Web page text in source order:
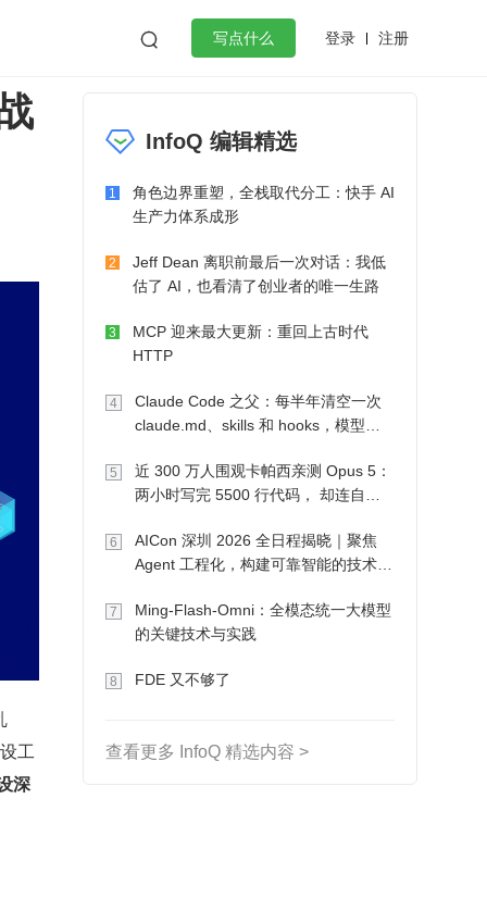
 写点什么 登录 注册
工作
微服务架构 flutter
工
深
InfoQ 编辑精选
1
角色边界重塑，全栈取代分工：快手 AI
生产力体系成形
2
Jeff Dean 离职前最后一次对话：我低
估了 AI，也看清了创业者的唯一生路
3
MCP 迎来最大更新：重回上古时代
HTTP
4
Claude Code 之父：每半年清空一次
claude.md、skills 和 hooks，模型自
5
近 300 万人围观卡帕西亲测 Opus 5：
两小时写完 5500 行代码， 却连自己
6
AICon 深圳 2026 全日程揭晓｜聚焦
Agent 工程化，构建可靠智能的技术路
7
Ming-Flash-Omni：全模态统一大模型
的关键技术与实践
8 FDE 又不够了
查看更多 InfoQ 精选内容 >